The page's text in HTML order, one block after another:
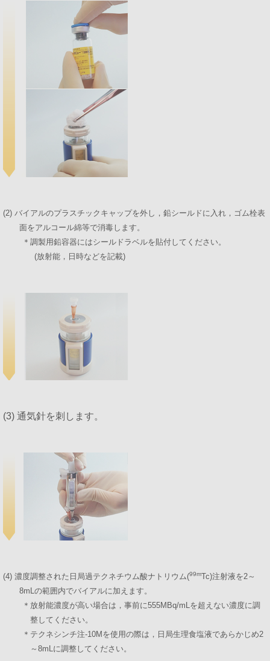
(2) バイアルのプラスチックキャップを外し，鉛シールドに入れ，ゴム栓表
面をアルコール綿等で消毒します。
＊調製用鉛容器にはシールドラベルを貼付してください。
(放射能，日時などを記載)
(3) 通気針を刺します。
(4) 濃度調整された日局過テクネチウム酸ナトリウム(99mTc)注射液を2～
8mLの範囲内でバイアルに加えます。
＊放射能濃度が高い場合は，事前に555MBq/mLを超えない濃度に調
整してください。
＊テクネシンチ注-10Mを使用の際は，日局生理食塩液であらかじめ2
～8mLに調整してください。